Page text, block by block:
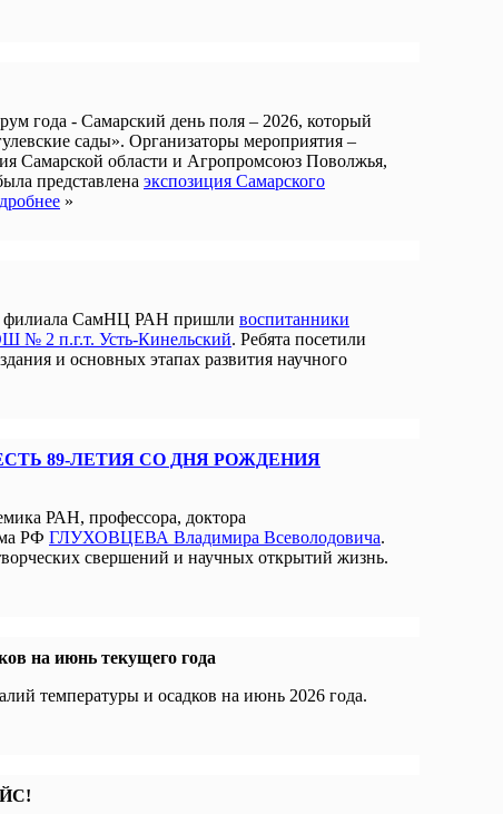
года - Самарский день поля – 2026, который
сады». Организаторы мероприятия –
Самарской области и Агропромсоюз Поволжья,
представлена экспозиция Самарского
»
филиала СамНЦ РАН пришли воспитанники
№ 2 п.г.т. Усть-Кинельский. Ребята посетили
и основных этапах развития научного
89-ЛЕТИЯ СО ДНЯ РОЖДЕНИЯ
РАН, профессора, доктора
РФ ГЛУХОВЦЕВА Владимира Всеволодовича.
свершений и научных открытий жизнь.
на июнь текущего года
температуры и осадков на июнь 2026 года.